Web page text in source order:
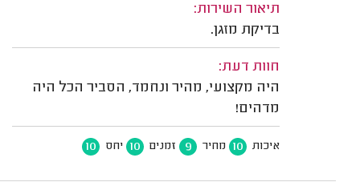
תיאור השירות:
בדיקת מזגן.
חוות דעת:
היה מקצועי, מהיר ונחמד, הסביר הכל היה
מדהים!
איכות 10 מחיר 9 זמנים 10 יחס 10